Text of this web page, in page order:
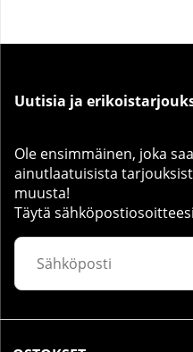
Uutisia ja
Ole ensimmäinen, joka
ainutlaatuisista
muusta!
Täytä